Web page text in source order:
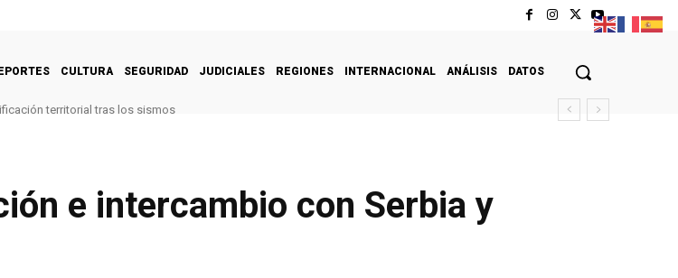
CULTURA SEGURIDAD JUDICIALES REGIONES INTERNACIONAL ANÁLISIS DATOS
territorial tras los sismos
e intercambio con Serbia y